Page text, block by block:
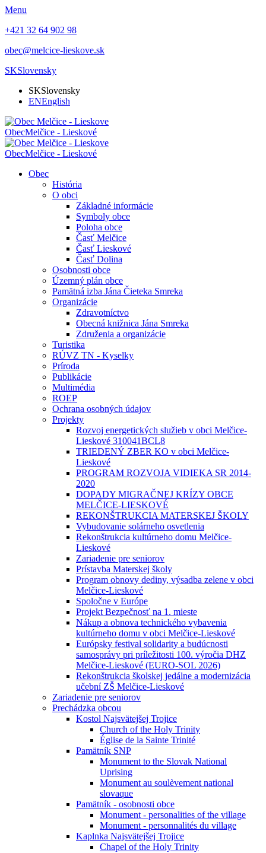
Menu
+421 32 64 902 98
obec@melcice-lieskove.sk
SKSlovensky
SKSlovensky
ENEnglish
ObecMelčice - Lieskové
ObecMelčice - Lieskové
Obec
História
O obci
Základné informácie
Symboly obce
Poloha obce
Časť Melčice
Časť Lieskové
Časť Dolina
Osobnosti obce
Územný plán obce
Pamätná izba Jána Čieteka Smreka
Organizácie
Zdravotníctvo
Obecná knižnica Jána Smreka
Združenia a organizácie
Turistika
RÚVZ TN - Kyselky
Príroda
Publikácie
Multimédia
ROEP
Ochrana osobných údajov
Projekty
Rozvoj energetických služieb v obci Melčice-
Lieskové 310041BCL8
TRIEDENÝ ZBER KO v obci Melčice-
Lieskové
PROGRAM ROZVOJA VIDIEKA SR 2014-
2020
DOPADY MIGRAČNEJ KRÍZY OBCE
MELČICE-LIESKOVÉ
REKONŠTRUKCIA MATERSKEJ ŠKOLY
Vybudovanie solárneho osvetlenia
Rekonštrukcia kultúrneho domu Melčice-
Lieskové
Zariadenie pre seniorov
Prístavba Materskej školy
Program obnovy dediny, výsadba zelene v obci
Melčice-Lieskové
Spoločne v Európe
Projekt Bezpečnosť na 1. mieste
Nákup a obnova technického vybavenia
kultúrneho domu v obci Melčice-Lieskové
Európsky festival solidarity a budúcnosti
samosprávy pri príležitosti 100. výročia DHZ
Melčice-Lieskové (EURO-SOL 2026)
Rekonštrukcia školskej jedálne a modernizácia
učební ZŠ Melčice-Lieskové
Zariadenie pre seniorov
Prechádzka obcou
Kostol Najsvätejšej Trojice
Church of the Holy Trinity
Église de la Sainte Trinité
Pamätník SNP
Monument to the Slovak National
Uprising
Monument au soulèvement national
slovaque
Pamätník - osobnosti obce
Monument - personalities of the village
Monument - personnalités du village
Kaplnka Najsvätejšej Trojice
Chapel of the Holy Trinity